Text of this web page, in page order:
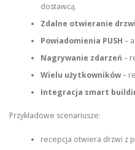
dostawcą.
Zdalne otwieranie drzwi
Powiadomienia PUSH –
Nagrywanie zdarzeń –
Wielu użytkowników–
Integracja smart
Przykładowe scenariusze:
recepcja otwiera drzwi z